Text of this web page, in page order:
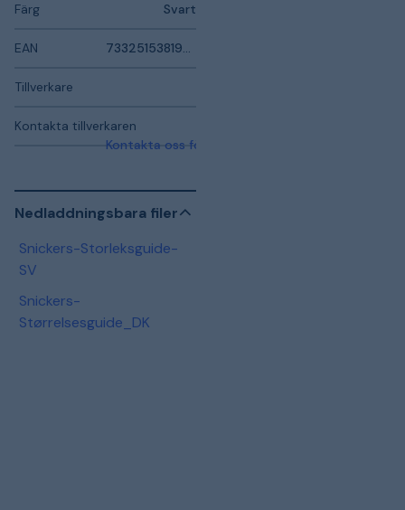
Färg Svart
EAN 7332515381958
Tillverkare
Kontakta tillverkaren
Kontakta oss för mer information
Nedladdningsbara filer
Snickers-Storleksguide-
SV
Snickers-
Størrelsesguide_DK